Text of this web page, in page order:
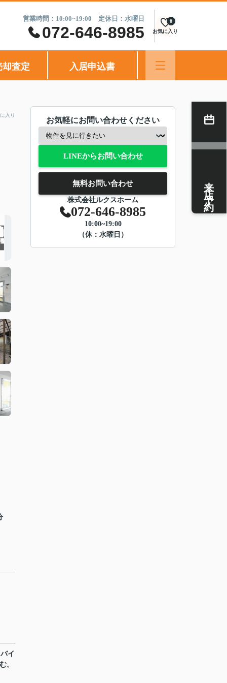
営業時間：10:00~19:00 定休日：水曜日
072-646-8985 お気に入り
0
却査定 入居申込書
入り
イ
。
お気軽にお問い合わせください
LINEからお問い合わせ
無料お問い合わせ
株式会社ルクスホーム
072-646-8985
10:00~19:00
（休：水曜日）
来店予約